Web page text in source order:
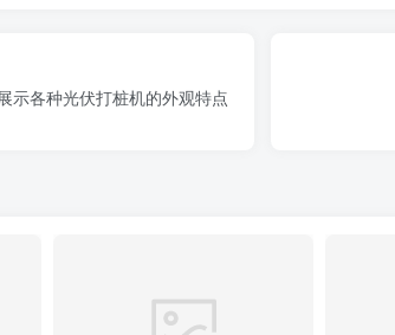
示各种光伏打桩机的外观特点